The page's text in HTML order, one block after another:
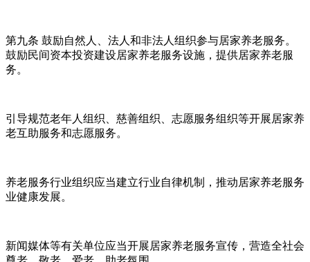
第九条 鼓励自然人、法人和非法人组织参与居家养老服务。
鼓励民间资本投资建设居家养老服务设施，提供居家养老服
务。
引导规范老年人组织、慈善组织、志愿服务组织等开展居家养
老互助服务和志愿服务。
养老服务行业组织应当建立行业自律机制，推动居家养老服务
业健康发展。
新闻媒体等有关单位应当开展居家养老服务宣传，营造全社会